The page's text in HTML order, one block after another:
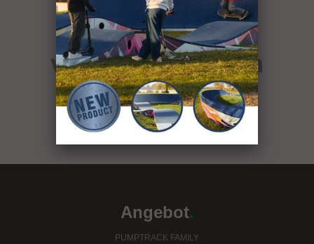
über 400
von Sportanlagen
see our projects
Angebot.
PUMPTRACK FAMILY